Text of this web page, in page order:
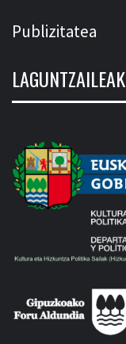
Publizitatea
LAGUNTZAILEAK